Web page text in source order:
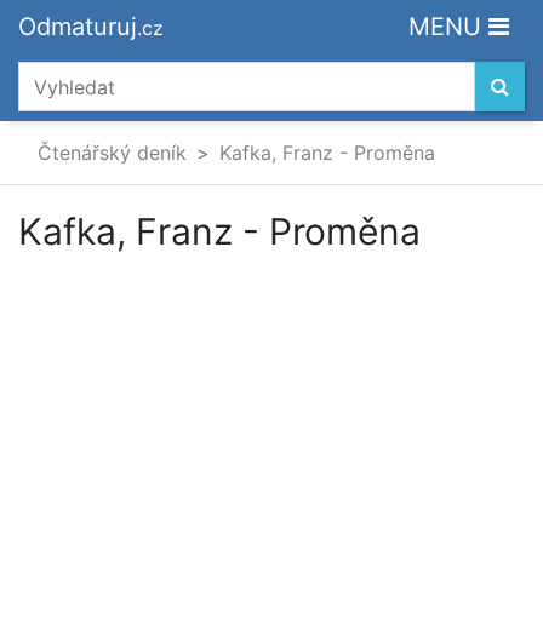
Odmaturuj.cz MENU
Čtenářský deník Kafka, Franz - Proměna
Kafka, Franz - Proměna